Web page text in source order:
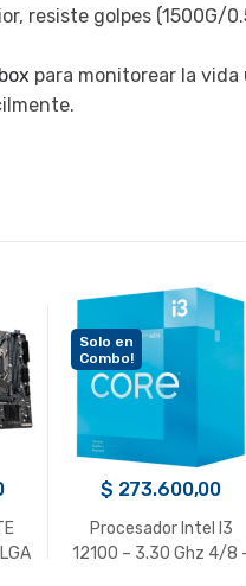
resiste golpes (1500G/
para monitorear la
Solo en
Combo!
$ 273.600,00
Procesador Intel I3
12100 – 3.30 Ghz 4/8